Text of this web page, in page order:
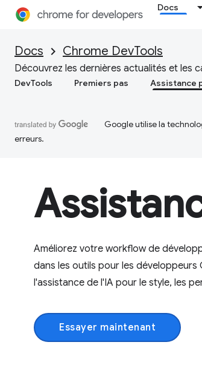
Docs
Docs Chrome DevTools
Découvrez les dernières actualités et les
DevTools Premiers pas Assistance
Google utilise la
erreurs.
Améliorez votre workflow de
dans les outils pour les
l'assistance de l'IA pour le style, les
Essayer maintenant